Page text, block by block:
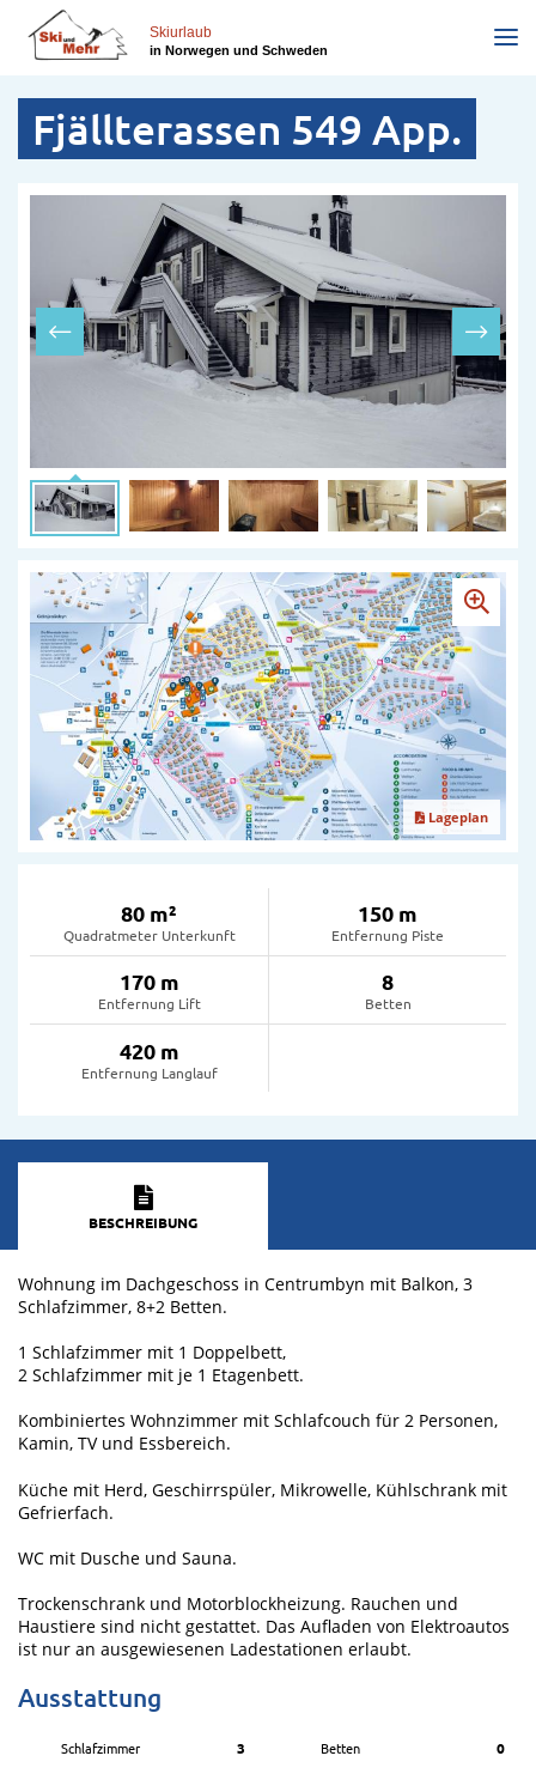
zum
Inhalt
Skiurlaub
in Norwegen und Schweden
Fjällterassen 549 App.
Lageplan
80 m²
Quadratmeter Unterkunft
150 m
Entfernung Piste
170 m
Entfernung Lift
8
Betten
420 m
Entfernung Langlauf
BESCHREIBUNG
Wohnung im Dachgeschoss in Centrumbyn mit Balkon, 3
Schlafzimmer, 8+2 Betten.
1 Schlafzimmer mit 1 Doppelbett,
2 Schlafzimmer mit je 1 Etagenbett.
Kombiniertes Wohnzimmer mit Schlafcouch für 2 Personen,
Kamin, TV und Essbereich.
Küche mit Herd, Geschirrspüler, Mikrowelle, Kühlschrank mit
Gefrierfach.
WC mit Dusche und Sauna.
Trockenschrank und Motorblockheizung. Rauchen und
Haustiere sind nicht gestattet. Das Aufladen von Elektroautos
ist nur an ausgewiesenen Ladestationen erlaubt.
Ausstattung
Schlafzimmer 3 Betten 0